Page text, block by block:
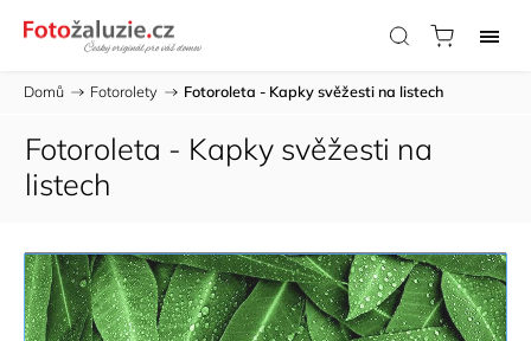
Domů / Fotorolety / Fotoroleta - Kapky svěžesti na listech
Fotoroleta - Kapky svěžesti na
listech